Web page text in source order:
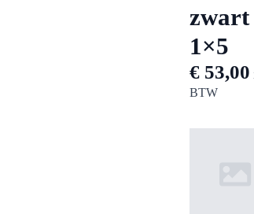
zwart
1×5
€ 53,00
BTW